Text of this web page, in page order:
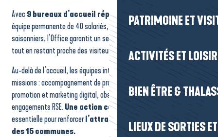
PATRIMOINE ET
ACTIVITÉS ET
BIEN ÊTRE &
LIEUX DE SORTIES
Avec 9 bureaux d’accueil répartis sur le territoire et une
équipe permanente de 40 salariés, renforcée par une trentaine de
saisonniers, l’Office garantit un service de qualité en toutes saisons,
tout en restant proche des visiteurs et des acteurs locaux.
Au-delà de l’accueil, les équipes interviennent sur de nombreuses
missions : accompagnement de projets, animation de réseau,
promotion et marketing digital, observation touristique et
engagements RSE. Une action collective et continue,
essentielle pour renforcerl’attractivité et le rayonnement
des 15 communes.